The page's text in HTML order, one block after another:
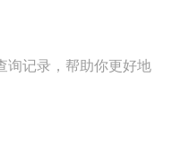
询记录，帮助你更好地